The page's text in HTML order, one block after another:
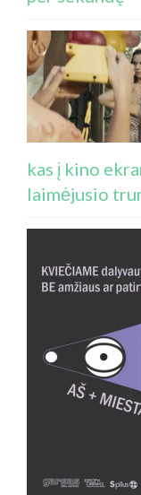
kas į kino
laimėjusio